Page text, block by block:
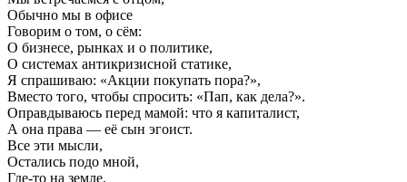
Обычно мы в офисе
Говорим о том, о сём:
О бизнесе, рынках и о политике,
О системах антикризисной статике,
Я спрашиваю: «Акции покупать пора?»,
Вместо того, чтобы спросить: «Пап, как дела?».
Оправдываюсь перед мамой: что я капиталист,
А она права — её сын эгоист.
Все эти мысли,
Остались подо мной,
Где-то на земле,